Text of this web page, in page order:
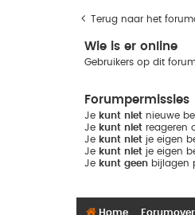
Terug naar het
Wie is er online
Gebruikers op dit
Forumpermissies
Je kunt niet nieuwe
Je kunt niet reageren
Je kunt niet je eigen
Je kunt niet je eigen
Je kunt geen bijlagen
Home